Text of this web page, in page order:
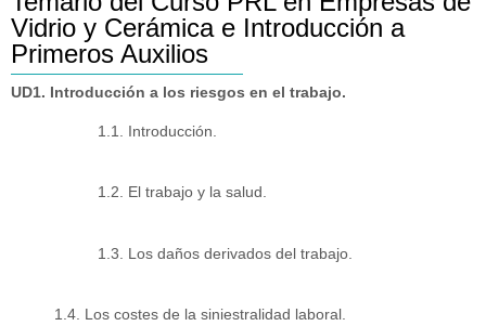
Vidrio y Cerámica e Introducción a
Primeros Auxilios
UD1. Introducción a los riesgos en el trabajo.
1.1. Introducción.
1.2. El trabajo y la salud.
1.3. Los daños derivados del trabajo.
1.4. Los costes de la siniestralidad laboral.